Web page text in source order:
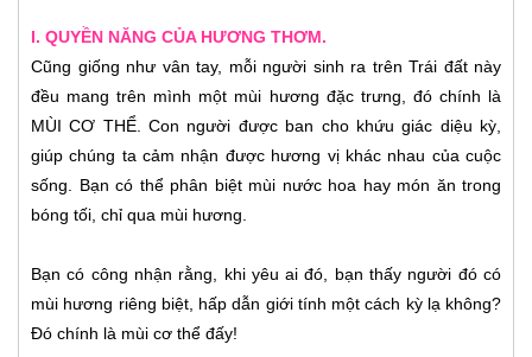
I. QUYỀN NĂNG CỦA HƯƠNG THƠM.
Cũng giống như vân tay, mỗi người sinh ra trên Trái đất này
đều mang trên mình một mùi hương đặc trưng, đó chính là
MÙI CƠ THỂ. Con người được ban cho khứu giác diệu kỳ,
giúp chúng ta cảm nhận được hương vị khác nhau của cuộc
sống. Bạn có thể phân biệt mùi nước hoa hay món ăn trong
bóng tối, chỉ qua mùi hương.
Bạn có công nhận rằng, khi yêu ai đó, bạn thấy người đó có
mùi hương riêng biệt, hấp dẫn giới tính một cách kỳ lạ không?
Đó chính là mùi cơ thể đấy!